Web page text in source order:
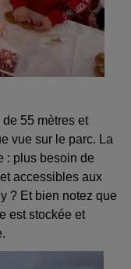
55 mètres et
vue sur le parc. La
: plus besoin de
accessibles aux
? Et bien notez que
est stockée et